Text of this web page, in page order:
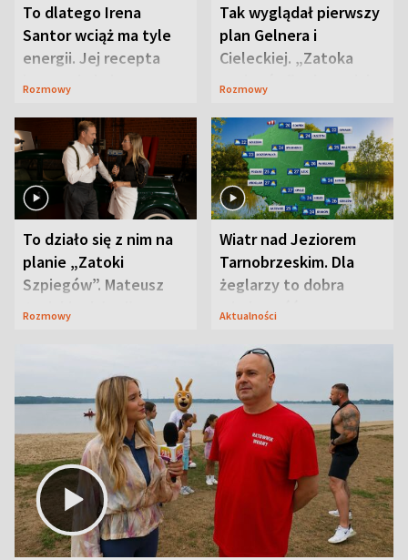
To dlatego Irena
Santor wciąż ma tyle
energii. Jej recepta
jest zaskakująco
Rozmowy
Tak wyglądał pierwszy
plan Gelnera i
Cieleckiej. „Zatoka
szpiegów” od razu ich
Rozmowy
To działo się z nim na
planie „Zatoki
Szpiegów”. Mateusz
Janicki odsłonił
Rozmowy
Wiatr nad Jeziorem
Tarnobrzeskim. Dla
żeglarzy to dobra
wiadomość
Aktualności